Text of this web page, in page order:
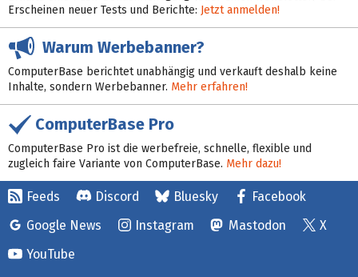
Erscheinen neuer Tests und Berichte: Jetzt anmelden!
Warum Werbebanner?
ComputerBase berichtet unabhängig und verkauft deshalb keine
Inhalte, sondern Werbebanner. Mehr erfahren!
ComputerBase Pro
ComputerBase Pro ist die werbefreie, schnelle, flexible und
zugleich faire Variante von ComputerBase. Mehr dazu!
Feeds Discord Bluesky
Facebook
Google News
Instagram Mastodon
X
YouTube